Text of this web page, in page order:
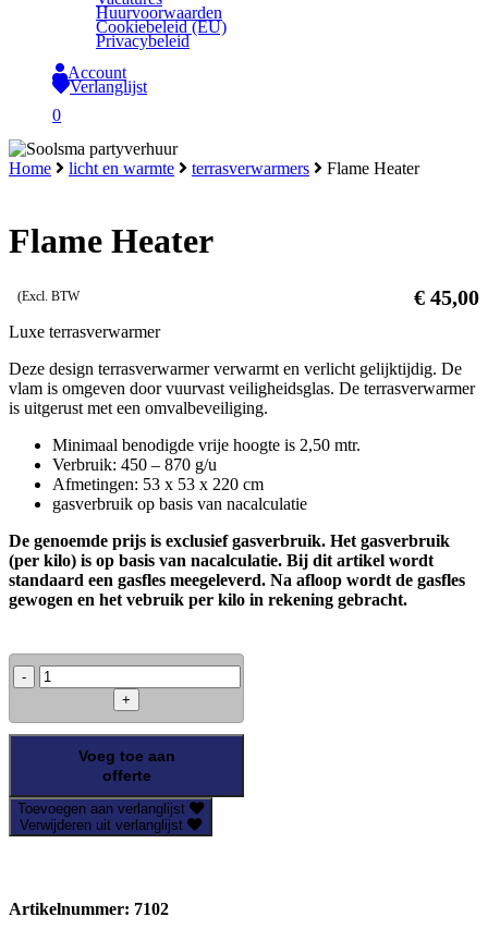
Huurvoorwaarden
Cookiebeleid (EU)
Privacybeleid
Account
Verlanglijst
search
0
Close
Home licht en warmte terrasverwarmers Flame Heater
Flame Heater
€ 45,00
(Excl. BTW
Luxe terrasverwarmer
Deze design terrasverwarmer verwarmt en verlicht gelijktijdig. De
vlam is omgeven door vuurvast veiligheidsglas. De terrasverwarmer
is uitgerust met een omvalbeveiliging.
Minimaal benodigde vrije hoogte is 2,50 mtr.
Verbruik: 450 – 870 g/u
Afmetingen: 53 x 53 x 220 cm
gasverbruik op basis van nacalculatie
De genoemde prijs is exclusief gasverbruik. Het gasverbruik
(per kilo) is op basis van nacalculatie. Bij dit artikel wordt
standaard een gasfles meegeleverd. Na afloop wordt de gasfles
gewogen en het vebruik per kilo in rekening gebracht.
Flame
Heater
Voeg toe aan
offerte
Toevoegen aan verlanglijst
Verwijderen uit verlanglijst
Artikelnummer: 7102